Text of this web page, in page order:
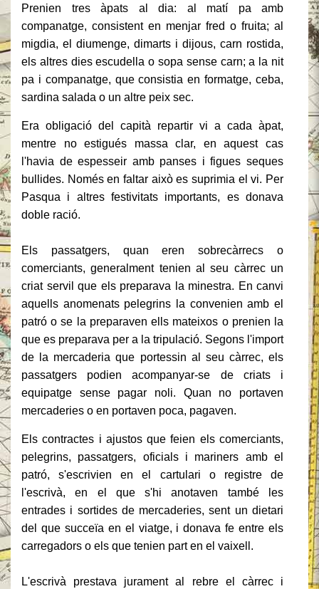
Prenien tres àpats al dia: al matí pa amb
companatge, consistent en menjar fred o fruita; al
migdia, el diumenge, dimarts i dijous, carn rostida,
els altres dies escudella o sopa sense carn;a la nit
pa i companatge, que consistia en formatge, ceba,
sardina salada o un altre peix sec.
Era obligació del capità repartir vi a cada àpat,
mentre no estigués massa clar, en aquest cas
l'havia de espesseir amb panses i figues seques
bullides. Només en faltar això es suprimia el vi. Per
Pasqua i altres festivitats importants, es donava
doble ració.
Els passatgers, quan eren sobrecàrrecs o
comerciants, generalment tenien al seu càrrec un
criat servil que els preparava la minestra. En canvi
aquells anomenats pelegrins la convenien amb el
patró o se la preparaven ells mateixos o prenien la
que es preparava per a la tripulació. Segons l'import
de la mercaderia que portessin al seu càrrec, els
passatgers podien acompanyar-se de criats i
equipatge sense pagar noli. Quan no portaven
mercaderies o en portaven poca, pagaven.
Els contractes i ajustos que feien els comerciants,
pelegrins, passatgers, oficials i mariners amb el
patró, s'escrivien en el cartulari o registre de
l'escrivà, en el que s'hi anotaven també les
entrades i sortides de mercaderies, sent un dietari
del que succeïa en el viatge, i donava fe entre els
carregadors o els que tenien part en el vaixell.
L'escrivà prestava jurament al rebre el càrrec i